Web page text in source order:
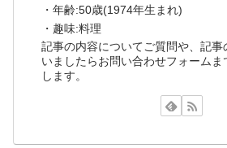
・年齢:50歳(1974年生まれ)
・趣味:料理
記事の内容についてご質問や、記
いましたらお問い合わせフォーム
します。